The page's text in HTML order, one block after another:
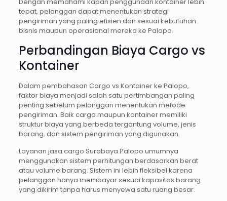
tepat, pelanggan dapat menentukan strategi
pengiriman yang paling efisien dan sesuai kebutuhan
bisnis maupun operasional mereka ke Palopo.
Perbandingan Biaya Cargo vs
Kontainer
Dalam pembahasan Cargo vs Kontainer ke Palopo,
faktor biaya menjadi salah satu pertimbangan paling
penting sebelum pelanggan menentukan metode
pengiriman. Baik cargo maupun kontainer memiliki
struktur biaya yang berbeda tergantung volume, jenis
barang, dan sistem pengiriman yang digunakan.
Layanan jasa cargo Surabaya Palopo umumnya
menggunakan sistem perhitungan berdasarkan berat
atau volume barang. Sistem ini lebih fleksibel karena
pelanggan hanya membayar sesuai kapasitas barang
yang dikirim tanpa harus menyewa satu ruang besar.